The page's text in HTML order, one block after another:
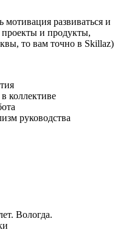
развиваться и
проекты и продукты,
то вам точно в Skillaz)
коллективе
руководства
Вологда.